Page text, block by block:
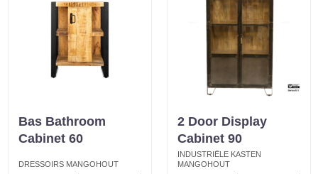
Bas Bathroom
Cabinet 60
DRESSOIRS MANGOHOUT
2 Door Display
Cabinet 90
INDUSTRIËLE KASTEN
MANGOHOUT